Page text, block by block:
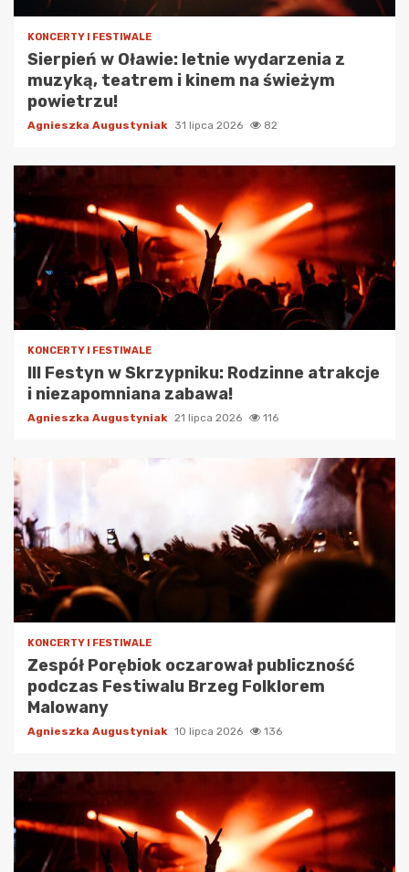
KONCERTY I FESTIWALE
Sierpień w Oławie: letnie wydarzenia z
muzyką, teatrem i kinem na świeżym
powietrzu!
Agnieszka Augustyniak 31 lipca 2026 82
KONCERTY I FESTIWALE
III Festyn w Skrzypniku: Rodzinne atrakcje
i niezapomniana zabawa!
Agnieszka Augustyniak 21 lipca 2026 116
KONCERTY I FESTIWALE
Zespół Porębiok oczarował publiczność
podczas Festiwalu Brzeg Folklorem
Malowany
Agnieszka Augustyniak 10 lipca 2026 136